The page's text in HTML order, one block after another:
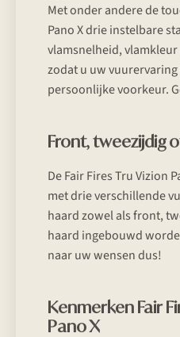
Met onder andere de
Pano X drie instelbare
vlamsnelheid,
zodat u uw
persoonlijke voorkeur.
Front, tweezijdig
De Fair Fires Tru Vizion
met drie verschillende
haard zowel als front,
haard ingebouwd
naar uw wensen dus!
Kenmerken Fair
Pano X